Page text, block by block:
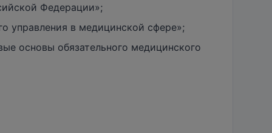
Федерации»;
управления в медицинской сфере»;
основы обязательного медицинского